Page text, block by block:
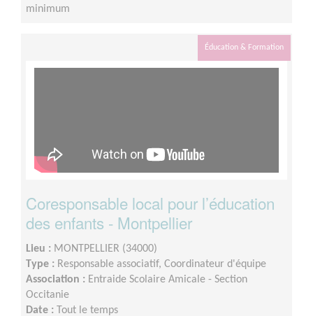
minimum
Éducation & Formation
Coresponsable local pour l’éducation
des enfants - Montpellier
Lieu : MONTPELLIER (34000)
Type : Responsable associatif, Coordinateur d'équipe
Association : Entraide Scolaire Amicale - Section
Occitanie
Date :
Tout le temps